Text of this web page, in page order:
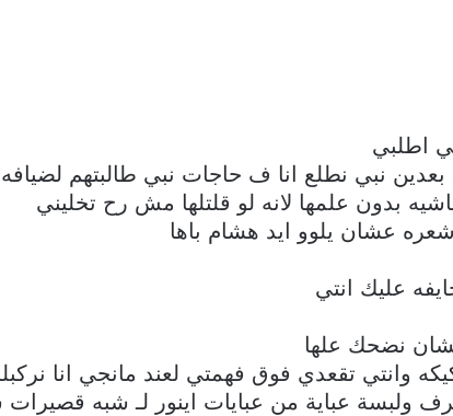
اطلبي
نبي نطلع انا ف حاجات نبي طالبتهم
بدون علمها لانه لو قلتلها مش رح تخليني
عشان يلوو ايد هشام باها
عليك انتي
نضحك علها
وانتي تقعدي فوق فهمتي لعند مانجي انا
ولبسة عباية من عبايات اينور لـ شبه